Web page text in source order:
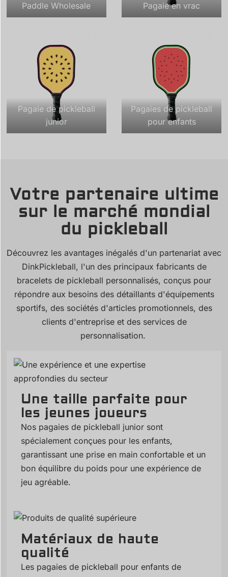
Paddle Wholesale
Pagaie en vrac
Pagaie de pickleball
junior
Pagaies de pickleball
pour enfants
Votre partenaire ultime
sur le marché mondial
du pickleball
Découvrez les avantages inégalés d'un partenariat avec
DinkPickleball, l'un des principaux fabricants de
bracelets de pickleball personnalisés, conçus pour
répondre aux besoins des détaillants d'équipements
sportifs, des sociétés d'articles promotionnels, des
clients d'entreprise et des services de
personnalisation.
Une taille parfaite pour
les jeunes joueurs
Nos pagaies de pickleball junior sont
spécialement conçues pour les enfants,
garantissant une prise en main confortable et un
bon équilibre du poids pour une expérience de
jeu agréable.
Matériaux de haute
qualité
Les pagaies de pickleball pour enfants de